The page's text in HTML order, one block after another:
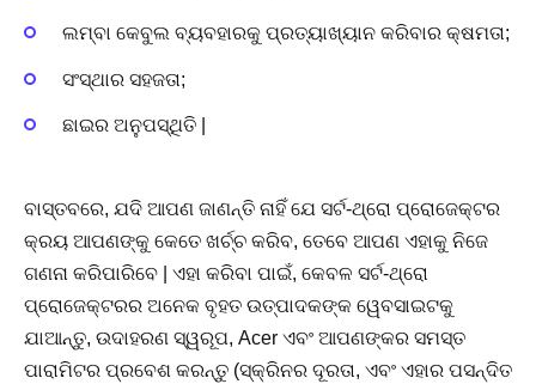
ଲମ୍ବା କେବୁଲ ବ୍ୟବହାରକୁ ପ୍ରତ୍ୟାଖ୍ୟାନ କରିବାର କ୍ଷମତା;
ସଂସ୍ଥାର ସହଜତା;
ଛାଇର ଅନୁପସ୍ଥିତି |
ବାସ୍ତବରେ, ଯଦି ଆପଣ ଜାଣନ୍ତି ନାହିଁ ଯେ ସର୍ଟ-ଥ୍ରୋ ପ୍ରୋଜେକ୍ଟର
କ୍ରୟ ଆପଣଙ୍କୁ କେତେ ଖର୍ଚ୍ଚ କରିବ, ତେବେ ଆପଣ ଏହାକୁ ନିଜେ
ଗଣନା କରିପାରିବେ | ଏହା କରିବା ପାଇଁ, କେବଳ ସର୍ଟ-ଥ୍ରୋ
ପ୍ରୋଜେକ୍ଟରର ଅନେକ ବୃହତ ଉତ୍ପାଦକଙ୍କ ୱେବସାଇଟକୁ
ଯାଆନ୍ତୁ, ଉଦାହରଣ ସ୍ୱରୂପ, Acer ଏବଂ ଆପଣଙ୍କର ସମସ୍ତ
ପାରାମିଟର ପ୍ରବେଶ କରନ୍ତୁ (ସ୍କ୍ରିନର ଦୂରତା, ଏବଂ ଏହାର ପସନ୍ଦିତ